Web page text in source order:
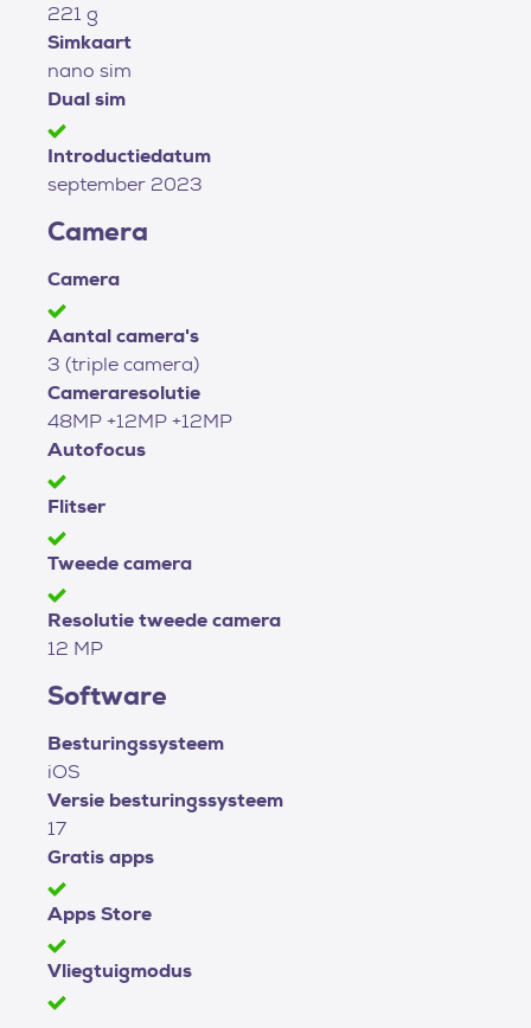
221 g
Simkaart
nano sim
Dual sim
Introductiedatum
september 2023
Camera
Camera
Aantal camera's
3 (triple camera)
Cameraresolutie
48MP +12MP +12MP
Autofocus
Flitser
Tweede camera
Resolutie tweede camera
12 MP
Software
Besturingssysteem
iOS
Versie besturingssysteem
17
Gratis apps
Apps Store
Vliegtuigmodus